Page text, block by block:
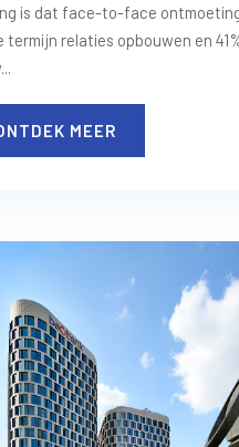
is dat face-to-face
termijn relaties opbouwen en
MEER